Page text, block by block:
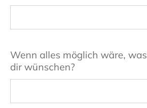
Wenn alles möglich wäre,
dir wünschen?